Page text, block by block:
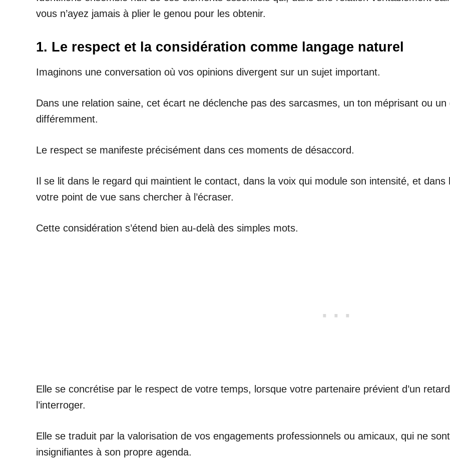
vous n’ayez jamais à plier le genou pour les obtenir.
1. Le respect et la considération comme langage naturel
Imaginons une conversation où vos opinions divergent sur un sujet important.
Dans une relation saine, cet écart ne déclenche pas des sarcasmes, un ton méprisant ou
différemment.
Le respect se manifeste précisément dans ces moments de désaccord.
Il se lit dans le regard qui maintient le contact, dans la voix qui module son intensité, et
votre point de vue sans chercher à l’écraser.
Cette considération s’étend bien au-delà des simples mots.
Elle se concrétise par le respect de votre temps, lorsque votre partenaire prévient d’un
l’interroger.
Elle se traduit par la valorisation de vos engagements professionnels ou amicaux, qui ne
insignifiantes à son propre agenda.